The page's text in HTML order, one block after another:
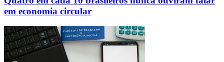
em economia circular